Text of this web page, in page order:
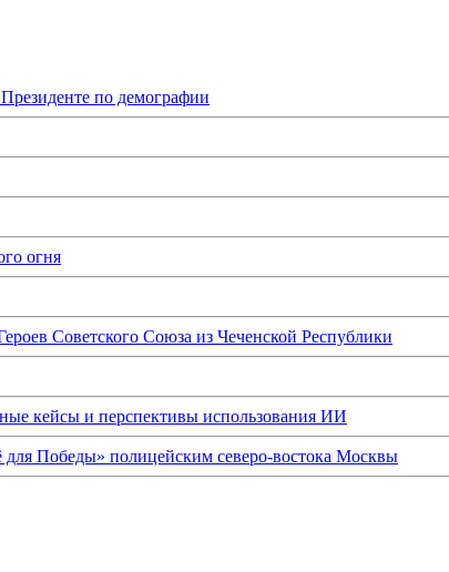
по демографии
огня
Советского Союза из Чеченской Республики
кейсы и перспективы использования ИИ
Победы» полицейским северо-востока Москвы